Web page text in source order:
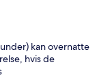
kan overnatte
hvis de